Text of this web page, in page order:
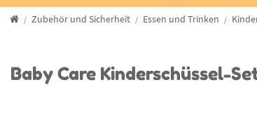
Zubehör und Sicherheit Essen und Trinken
Baby Care Kinderschüssel-